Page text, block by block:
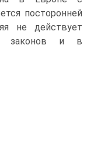
посторонней
не действует
законов и в